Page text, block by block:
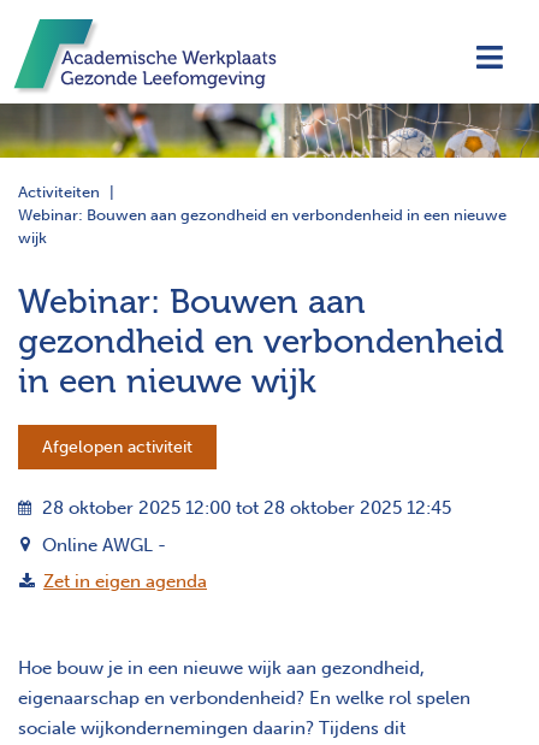
Activiteiten
Webinar: Bouwen aan gezondheid en verbondenheid in een nieuwe
wijk
Webinar: Bouwen aan
gezondheid en verbondenheid
in een nieuwe wijk
Afgelopen activiteit
28 oktober 2025 12:00 tot 28 oktober 2025 12:45
Online AWGL -
Zet in eigen agenda
Hoe bouw je in een nieuwe wijk aan gezondheid,
eigenaarschap en verbondenheid? En welke rol spelen
sociale wijkondernemingen daarin? Tijdens dit